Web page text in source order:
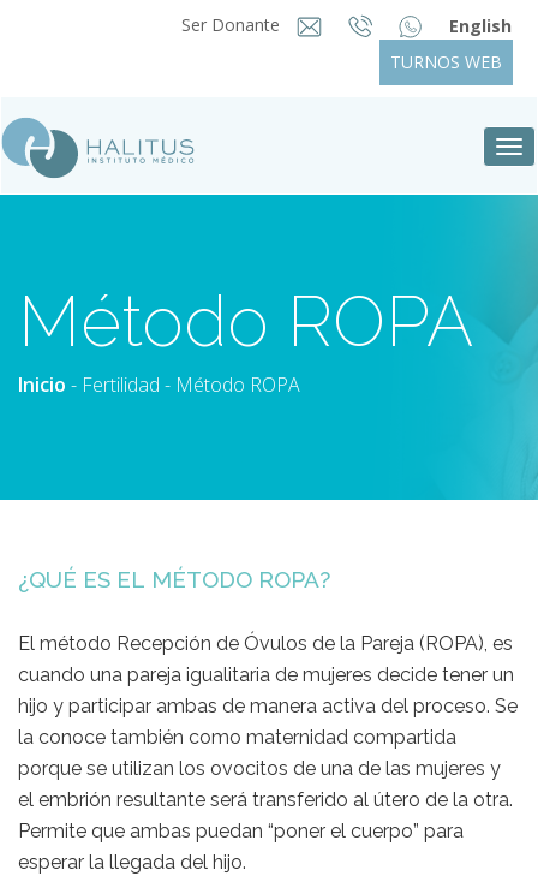
Ser Donante
English
TURNOS WEB
Método ROPA
Inicio - Fertilidad - Método ROPA
¿QUÉ ES EL MÉTODO ROPA?
El método Recepción de Óvulos de la Pareja (ROPA), es
cuando una pareja igualitaria de mujeres decide tener un
hijo y participar ambas de manera activa del proceso. Se
la conoce también como maternidad compartida
porque se utilizan los ovocitos de una de las mujeres y
el embrión resultante será transferido al útero de la otra.
Permite que ambas puedan “poner el cuerpo” para
esperar la llegada del hijo.